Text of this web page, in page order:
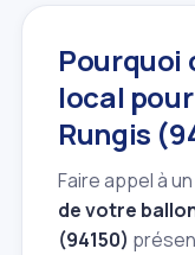
Pourquoi
local
Rungis
Faire appel à
de votre
(94150)